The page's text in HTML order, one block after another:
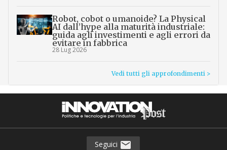
Robot, cobot o umanoide? La Physical
AI dall’hype alla maturità industriale:
guida agli investimenti e agli errori da
evitare in fabbrica
28 Lug 2026
Vedi tutti gli approfondimenti >
Seguici